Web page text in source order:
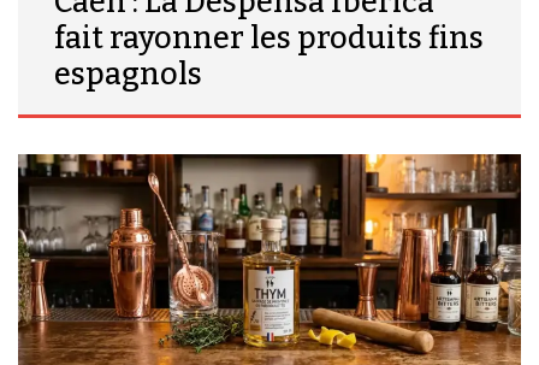
fait rayonner les produits fins
espagnols